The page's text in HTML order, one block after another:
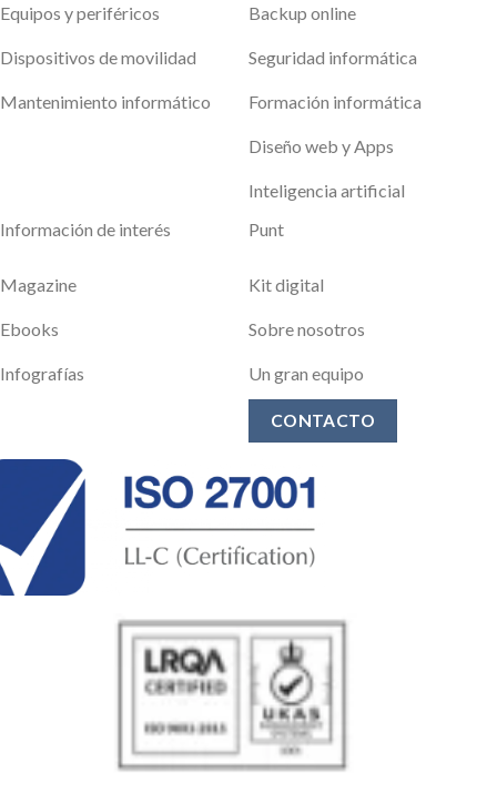
Equipos y periféricos
Dispositivos de movilidad
Mantenimiento informático
Backup online
Seguridad informática
Formación informática
Diseño web y Apps
Inteligencia artificial
Información de interés
Magazine
Ebooks
Infografías
Punt
Kit digital
Sobre nosotros
Un gran equipo
CONTACTO